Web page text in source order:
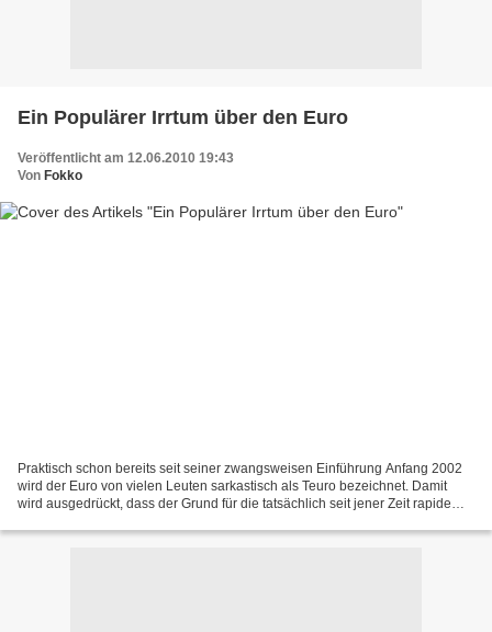
Ein Populärer Irrtum über den Euro
Veröffentlicht am 12.06.2010 19:43
Von Fokko
Praktisch schon bereits seit seiner zwangsweisen Einführung Anfang 2002
wird der Euro von vielen Leuten sarkastisch als Teuro bezeichnet. Damit
wird ausgedrückt, dass der Grund für die tatsächlich seit jener Zeit rapide